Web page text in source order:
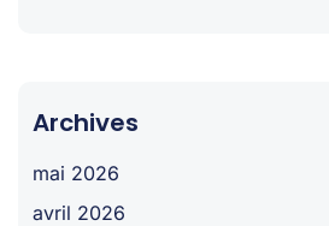
Archives
mai 2026
avril 2026